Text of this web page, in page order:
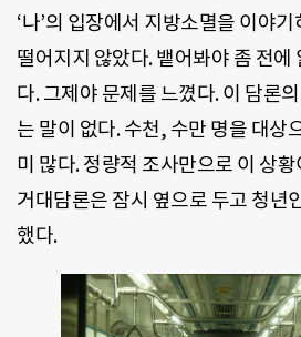
‘나’의 입장에서 지방소멸을 이야
떨어지지 않았다. 뱉어봐야 좀 전에
다. 그제야 문제를 느꼈다. 이 담론
는 말이 없다. 수천, 수만 명을 대상
미 많다. 정량적 조사만으로 이 상
거대담론은 잠시 옆으로 두고 청년
했다.